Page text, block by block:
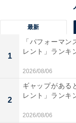
普通コースのほか
部や難関大学の理
ており、少人数
す。
回答コメントで
（30代男性／京
ジ」（40代男性／
な生徒は多そう
最新
1
「パフォーマ
レント」ランキ
2026/08/06
2
ギャップがある
レント」ランキ
2026/08/06